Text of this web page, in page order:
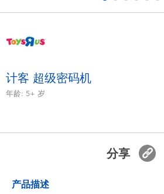
模仿，化妆及造型系列
毛绒公仔玩具
计客 超级密码机
年龄: 5+ 岁
分享
产品描述